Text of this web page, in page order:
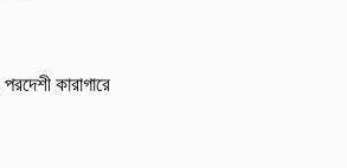
কারাগারে